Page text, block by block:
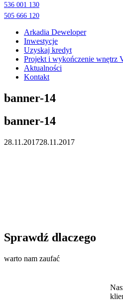
536 001 130
505 666 120
Arkadia Deweloper
Inwestycje
Uzyskaj kredyt
Projekt i wykończenie wnętrz
Aktualności
Kontakt
banner-14
banner-14
28.11.201728.11.2017
Sprawdź dlaczego
warto nam zaufać